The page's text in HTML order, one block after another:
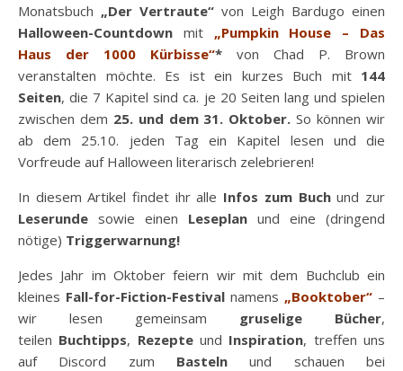
Monatsbuch „Der Vertraute“ von Leigh Bardugo einen
Halloween-Countdown mit „Pumpkin House – Das
Haus der 1000 Kürbisse“* von Chad P. Brown
veranstalten möchte. Es ist ein kurzes Buch mit 144
Seiten, die 7 Kapitel sind ca. je 20 Seiten lang und spielen
zwischen dem 25. und dem 31. Oktober. So können wir
ab dem 25.10. jeden Tag ein Kapitel lesen und die
Vorfreude auf Halloween literarisch zelebrieren!
In diesem Artikel findet ihr alle Infos zum Buchund zur
Leserunde sowie einen Leseplan und eine (dringend
nötige) Triggerwarnung!
Jedes Jahr im Oktober feiern wir mit dem Buchclub ein
kleines Fall-for-Fiction-Festival namens „Booktober“ –
wir lesen gemeinsam gruselige Bücher,
teilen Buchtipps, Rezepteund Inspiration, treffen uns
auf Discord zum Basteln und schauen bei